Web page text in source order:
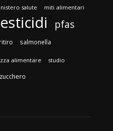
salute miti alimentari
pfas
ritiro salmonella
alimentare studio
zucchero